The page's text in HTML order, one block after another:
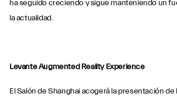
ha seguido creciendo y sigue manteniendo un
la actualidad.
Levante Augmented Reality Experience
El Salón de Shanghai acogerá la presentación de